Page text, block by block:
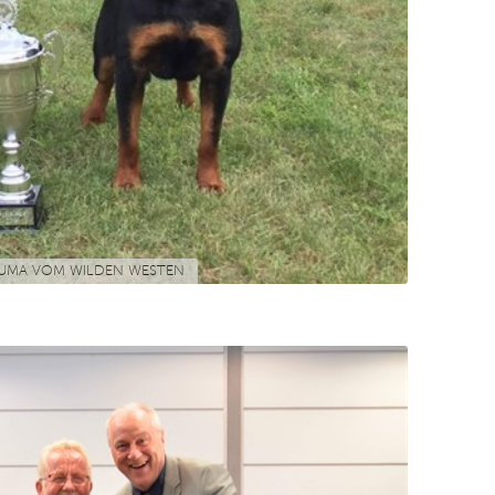
VOM WILDEN WESTEN